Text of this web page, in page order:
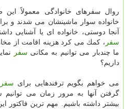
روال سفرهای خانوادگی معمولاً
خانواده سوار ماشینشان می شدند و
آنجا دوستی، خانواده ای یا آشنایی
سفر ، كمك می كرد هزینه اقامت از
ما چندبار می توانیم به مكانی سفر
داریم؟
می خواهم بگویم ترفندهایی برای سفر
گرفتن آنها به مرور زمان می توانیم
بیشتر داشته باشیم. مهم ترین فاكتور